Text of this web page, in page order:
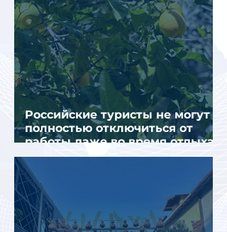
Российские туристы не могут
полностью отключиться от
работы даже во время отдыха
в Турции